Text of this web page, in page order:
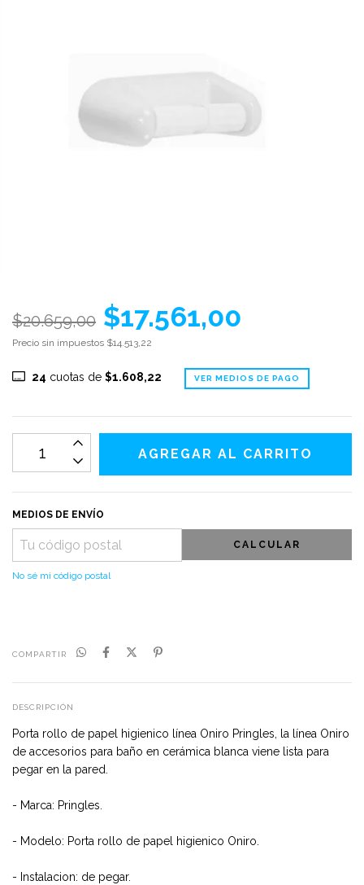
$20.659,00 $17.561,00
Precio sin impuestos $14.513,22
24 cuotas de $1.608,22 VER MEDIOS DE PAGO
MEDIOS DE ENVÍO
CALCULAR
No sé mi código postal
COMPARTIR
DESCRIPCIÓN
Porta rollo de papel higienico línea Oniro Pringles, la línea Oniro
de accesorios para baño en cerámica blanca viene lista para
pegar en la pared.
- Marca: Pringles.
- Modelo: Porta rollo de papel higienico Oniro.
- Instalacion: de pegar.